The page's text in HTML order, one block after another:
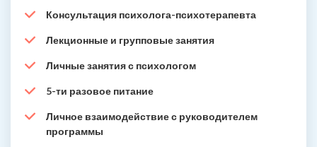
Консультация психолога-психотерапевта
Лекционные и групповые занятия
Личные занятия с психологом
5-ти разовое питание
Личное взаимодействие с руководителем
программы